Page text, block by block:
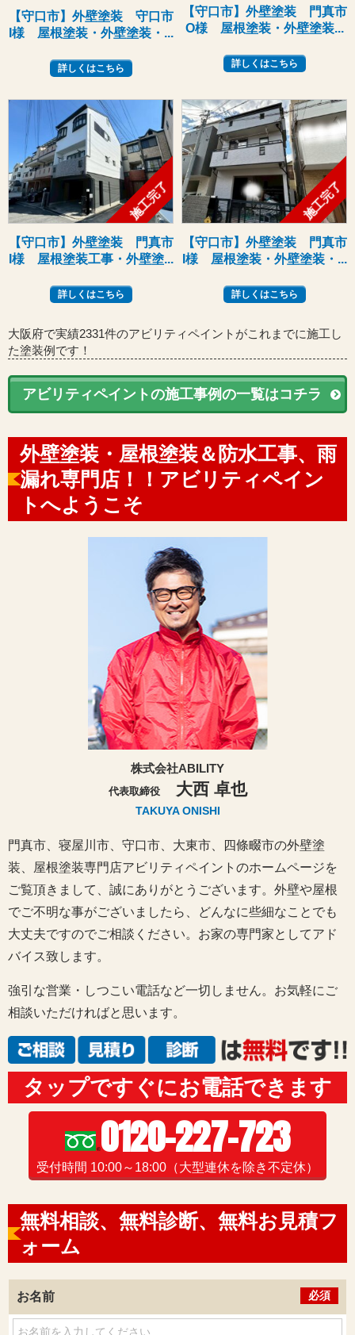
【守口市】外壁塗装 守口市
I様 屋根塗装・外壁塗装・...
詳しくはこちら
【守口市】外壁塗装 門真市
O様 屋根塗装・外壁塗装...
詳しくはこちら
施工完了
【守口市】外壁塗装 門真市
I様 屋根塗装工事・外壁塗...
詳しくはこちら
施工完了
【守口市】外壁塗装 門真市
I様 屋根塗装・外壁塗装・...
詳しくはこちら
大阪府で実績2331件のアビリティペイントがこれまでに施工し
た塗装例です！
アビリティペイントの施工事例の一覧はコチラ
外壁塗装・屋根塗装＆防水工事、雨
漏れ専門店！！アビリティペイン
トへようこそ
株式会社ABILITY
代表取締役 大西 卓也
TAKUYA ONISHI
門真市、寝屋川市、守口市、大東市、四條畷市の外壁塗
装、屋根塗装専門店アビリティペイントのホームページを
ご覧頂きまして、誠にありがとうございます。外壁や屋根
でご不明な事がございましたら、どんなに些細なことでも
大丈夫ですのでご相談ください。お家の専門家としてアド
バイス致します。
強引な営業・しつこい電話など一切しません。お気軽にご
相談いただければと思います。
タップですぐにお電話できます
0120-227-723
受付時間 10:00～18:00（大型連休を除き不定休）
無料相談、無料診断、無料お見積フ
ォーム
お名前 必須